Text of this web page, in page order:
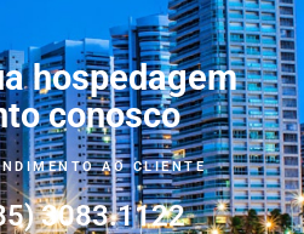
hospedagem
conosco
AO CLIENTE
3083.1122